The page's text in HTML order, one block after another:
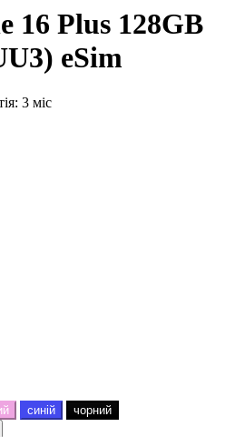
16 Plus 128GB
eSim
3 міс
синій
чорний